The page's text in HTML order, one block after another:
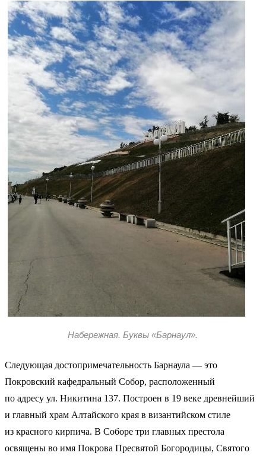
Набережная. Буквы «Барнаул».
Следующая достопримечательность Барнаула — это
Покровский кафедральный Собор, расположенный
по адресу ул. Никитина 137. Построен в 19 веке древнейший
и главный храм Алтайского края в византийском стиле
из красного кирпича. В Соборе три главных престола
освящены во имя Покрова Пресвятой Богородицы, Святого